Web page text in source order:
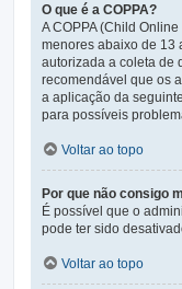
O que é a COPPA?
A COPPA (Child
menores abaixo de 13
autorizada a coleta de
recomendável que os
a aplicação da
para possíveis
Voltar ao topo
Por que não consigo
É possível que o
pode ter sido
Voltar ao topo